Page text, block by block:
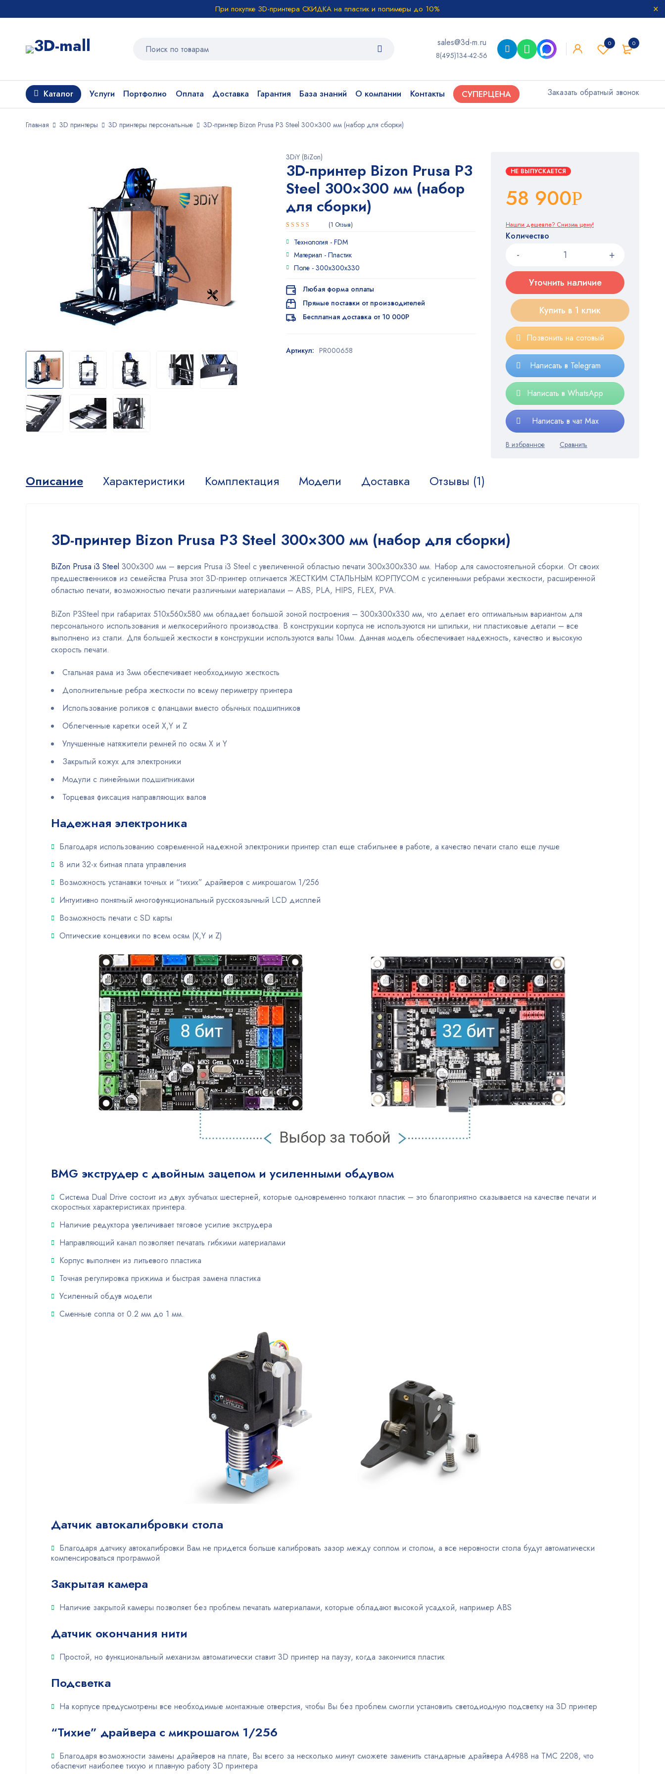
При покупке 3D-принтера СКИДКА на пластик и полимеры до 10%
0
0
sales@3d-m.ru
8(495)134-42-56
Каталог Услуги Портфолио Оплата Доставка Гарантия База знаний О компании Контакты СУПЕРЦЕНА Заказать обратный звонок
Главная 3D принтеры 3D принтеры персональные 3D-принтер Bizon Prusa P3 Steel 300×300 мм (набор для сборки)
3DiY (BiZon)
3D-принтер Bizon Prusa P3
Steel 300×300 мм (набор
для сборки)
5.00из 5
на основе
опроса
пользователя
1 Отзыв
Технология - FDM
Материал - Пластик
Поле - 300x300x330
НЕ ВЫПУСКАЕТСЯ
58 900Р
Нашли дешевле? Снизим цену!
Количество
Уточнить наличие
Купить в 1 клик
Позвонить на сотовый
Написать в Telegram
Написать в WhatsApp
Написать в чат Max
Любая форма оплаты
Прямые поставки от производителей
Бесплатная доставка от 10 000Р
Артикул: PR000658
Описание Характеристики Комплектация Модели Доставка Отзывы (1)
3D-принтер Bizon Prusa P3 Steel 300×300 мм (набор для сборки)
BiZon Prusa i3 Steel 300х300 мм – версия Prusa i3 Steel с увеличенной областью печати 300х300х330 мм. Набор для самостоятельной сборки. От своих
предшественников из семейства Prusa этот 3D-принтер отличается ЖЕСТКИМ СТАЛЬНЫМ КОРПУСОМ с усиленными ребрами жесткости, расширенной
областью печати, возможностью печати различными материалами – ABS, PLA, HIPS, FLEX, PVA.
ВiZon P3Steel при габаритах 510х560х580 мм обладает большой зоной построения – 300х300х330 мм, что делает его оптимальным вариантом для
персонального использования и мелкосерийного производства. В конструкции корпуса не используются ни шпильки, ни пластиковые детали – все
выполнено из стали. Для большей жесткости в конструкции используются валы 10мм. Данная модель обеспечивает надежность, качество и высокую
скорость печати.
Стальная рама из 3мм обеспечивает необходимую жесткость
Дополнительные ребра жесткости по всему периметру принтера
Использование роликов с фланцами вместо обычных подшипников
Облегченные каретки осей X,Y и Z
Улучшенные натяжители ремней по осям X и Y
Закрытый кожух для электроники
Модули с линейными подшипниками
Торцевая фиксация направляющих валов
Надежная электроника
Благодаря использованию современной надежной электроники принтер стал еще стабильнее в работе, а качество печати стало еще лучше
8 или 32-х битная плата управления
Возможность устанавки точных и “тихих” драйверов с микрошагом 1/256
Интуитивно понятный многофункциональный русскоязычный LCD дисплей
Возможность печати с SD карты
Оптические концевики по всем осям (X,Y и Z)
BMG экструдер с двойным зацепом и усиленными обдувом
Система Dual Drive состоит из двух зубчатых шестерней, которые одновременно толкают пластик – это благоприятно сказывается на качестве печати и
скоростных характеристиках принтера.
Наличие редуктора увеличивает тяговое усилие экструдера
Направляющий канал позволяет печатать гибкими материалами
Корпус выполнен из литьевого пластика
Точная регулировка прижима и быстрая замена пластика
Усиленный обдув модели
Сменные сопла от 0.2 мм до 1 мм.
Датчик автокалибровки стола
Благодаря датчику автокалибровки Вам не придется больше калибровать зазор между соплом и столом, а все неровности стола будут автоматически
компенсироваться программой
Закрытая камера
Наличие закрытой камеры позволяет без проблем печатать материалами, которые обладают высокой усадкой, например ABS
Датчик окончания нити
Простой, но функциональный механизм автоматически ставит 3D принтер на паузу, когда закончится пластик
Подсветка
На корпусе предусмотрены все необходимые монтажные отверстия, чтобы Вы без проблем смогли установить светодиодную подсветку на 3D принтер
“Тихие” драйвера с микрошагом 1/256
Благодаря возможности замены драйверов на плате, Вы всего за несколько минут сможете заменить стандарные драйвера A4988 на TMC 2208, что
обаспечит наиболее тихую и плавную работу 3D принтера